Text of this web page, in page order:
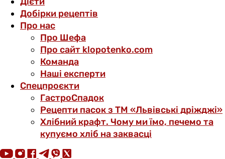
Добірки рецептів
Про нас
Про Шефа
Про сайт klopotenko.com
Команда
Наші експерти
Спецпроєкти
ГастроСпадок
Рецепти пасок з ТМ «Львівські дріжджі»
Хлібний крафт. Чому ми їмо, печемо та
купуємо хліб на заквасці